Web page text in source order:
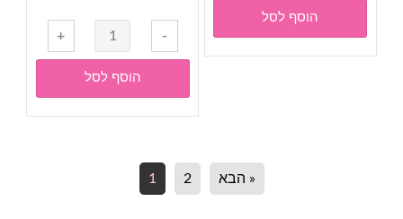
מסרגה
אחת
(קרושה)
הוסף לסל
-
כמות
של
מסרגה
אחת
(קרושה)
+
הוסף לסל
1 2 « הבא